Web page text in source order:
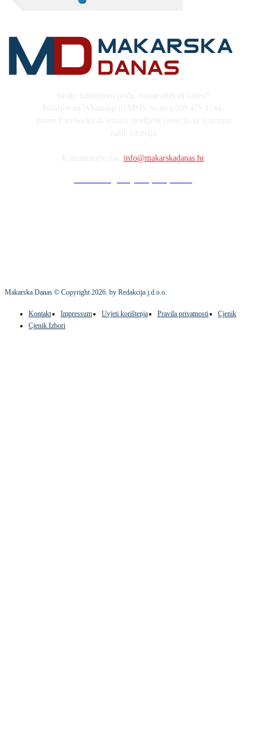
info@makarskadanas.hr
Makarska Danas © Copyright2026. by Redakcija j.d.o.o.
Kontakt Impressum Uvjeti korištenja Pravila privatnosti
Cjenik
Cjenik Izbori